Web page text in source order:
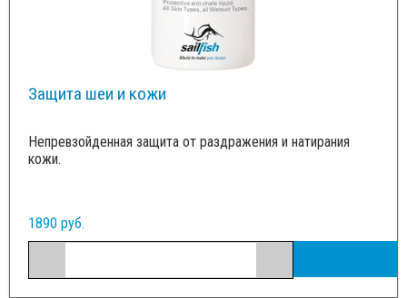
Защита шеи и кожи
Непревзойденная защита от раздражения и натирания
кожи.
1890 руб.